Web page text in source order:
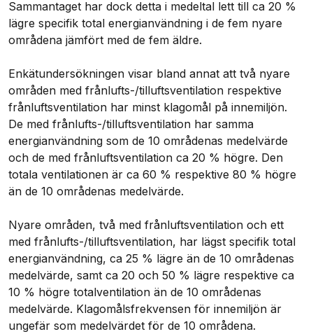
Sammantaget har dock detta i medeltal lett till ca 20 %
lägre specifik total energianvändning i de fem nyare
områdena jämfört med de fem äldre.
Enkätundersökningen visar bland annat att två nyare
områden med frånlufts-/tilluftsventilation respektive
frånluftsventilation har minst klagomål på innemiljön.
De med frånlufts-/tilluftsventilation har samma
energianvändning som de 10 områdenas medelvärde
och de med frånluftsventilation ca 20 % högre. Den
totala ventilationen är ca 60 % respektive 80 % högre
än de 10 områdenas medelvärde.
Nyare områden, två med frånluftsventilation och ett
med frånlufts-/tilluftsventilation, har lägst specifik total
energianvändning, ca 25 % lägre än de 10 områdenas
medelvärde, samt ca 20 och 50 % lägre respektive ca
10 % högre totalventilation än de 10 områdenas
medelvärde. Klagomålsfrekvensen för innemiljön är
ungefär som medelvärdet för de 10 områdena.